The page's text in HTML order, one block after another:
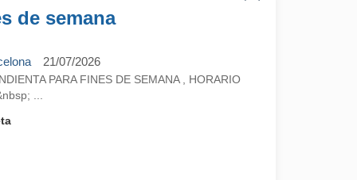
de semana
21/07/2026
PARA FINES DE SEMANA , HORARIO
...